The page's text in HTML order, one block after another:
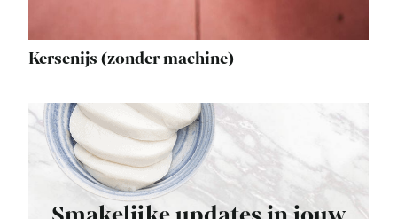
Kersenijs (zonder machine)